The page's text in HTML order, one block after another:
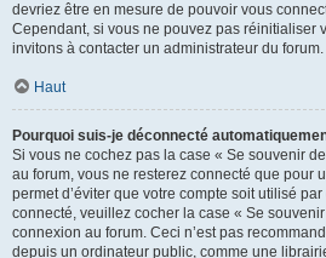
devriez être en mesure de pouvoir vous
Cependant, si vous ne pouvez pas réinitialiser
invitons à contacter un administrateur du forum.
Haut
Pourquoi suis-je déconnecté
Si vous ne cochez pas la case « Se souvenir
au forum, vous ne resterez connecté que pour
permet d’éviter que votre compte soit utilisé
connecté, veuillez cocher la case « Se
connexion au forum. Ceci n’est pas
depuis un ordinateur public, comme une